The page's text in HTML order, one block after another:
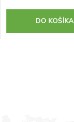
DO KOŠÍKA